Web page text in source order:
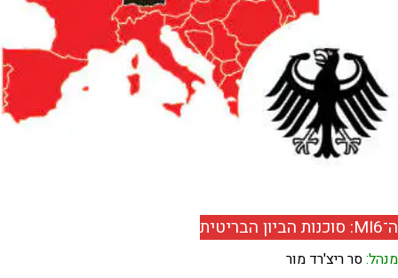
ה־MI6: סוכנות הביון הבריטית
מנהל:סר ריצ'רד מור